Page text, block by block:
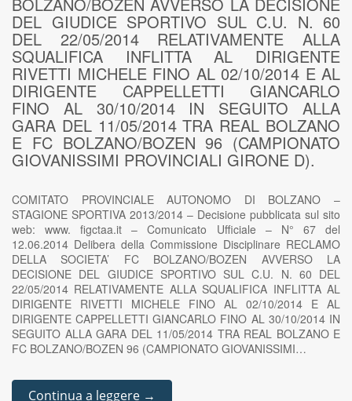
DEL GIUDICE SPORTIVO SUL C.U. N. 60
DEL 22/05/2014 RELATIVAMENTE ALLA
SQUALIFICA INFLITTA AL DIRIGENTE
RIVETTI MICHELE FINO AL 02/10/2014 E AL
DIRIGENTE CAPPELLETTI GIANCARLO
FINO AL 30/10/2014 IN SEGUITO ALLA
GARA DEL 11/05/2014 TRA REAL BOLZANO
E FC BOLZANO/BOZEN 96 (CAMPIONATO
GIOVANISSIMI PROVINCIALI GIRONE D).
COMITATO PROVINCIALE AUTONOMO DI BOLZANO –
STAGIONE SPORTIVA 2013/2014 – Decisione pubblicata sul sito
web: www. figctaa.it – Comunicato Ufficiale – N° 67 del
12.06.2014 Delibera della Commissione Disciplinare RECLAMO
DELLA SOCIETA’ FC BOLZANO/BOZEN AVVERSO LA
DECISIONE DEL GIUDICE SPORTIVO SUL C.U. N. 60 DEL
22/05/2014 RELATIVAMENTE ALLA SQUALIFICA INFLITTA AL
DIRIGENTE RIVETTI MICHELE FINO AL 02/10/2014 E AL
DIRIGENTE CAPPELLETTI GIANCARLO FINO AL 30/10/2014 IN
SEGUITO ALLA GARA DEL 11/05/2014 TRA REAL BOLZANO E
FC BOLZANO/BOZEN 96 (CAMPIONATO GIOVANISSIMI…
Continua a leggere →